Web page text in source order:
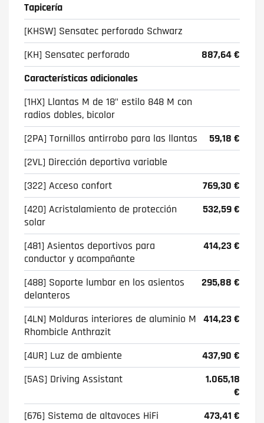
Tapicería
[KHSW] Sensatec perforado Schwarz
[KH] Sensatec perforado
887,64 €
Características adicionales
[1HX] Llantas M de 18" estilo 848 M con
radios dobles, bicolor
[2PA] Tornillos antirrobo para las llantas
59,18 €
[2VL] Dirección deportiva variable
[322] Acceso confort
769,30 €
[420] Acristalamiento de protección
solar
532,59 €
[481] Asientos deportivos para
conductor y acompañante
414,23 €
[488] Soporte lumbar en los asientos
delanteros
295,88 €
[4LN] Molduras interiores de aluminio M
Rhombicle Anthrazit
414,23 €
[4UR] Luz de ambiente
437,90 €
[5AS] Driving Assistant
1.065,18
€
[676] Sistema de altavoces HiFi
473,41 €